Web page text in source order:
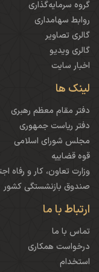
گروه سرمایه‌گذاری
روابط سهامداری
گالری تصاویر
گالری ویدیو
اخبار سایت
لینک ها
دفتر مقام معظم رهبری
دفتر ریاست جمهوری
مجلس شورای اسلامی
قوه قضاییه
وزارت تعاون، کار و رفاه
صندوق بازنشستگی کشور
ارتباط با ما
تماس با ما
درخواست همکاری
استخدام